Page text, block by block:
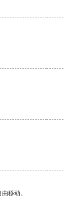
移动。